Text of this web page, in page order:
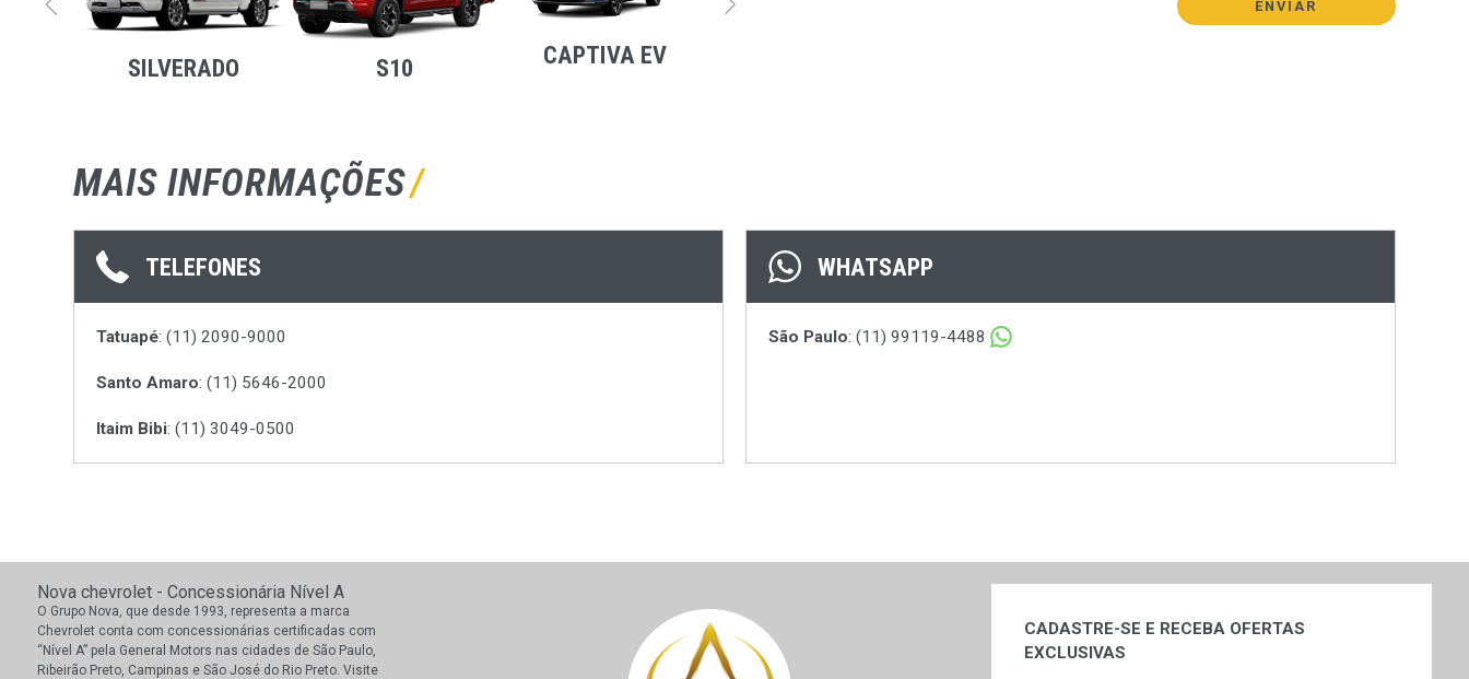
SILVERADO S10 CAPTIVA EV
MAIS INFORMAÇÕES
TELEFONES
Tatuapé: (11) 2090-9000
Santo Amaro: (11) 5646-2000
Itaim Bibi: (11) 3049-0500
WHATSAPP
São Paulo: (11) 99119-4488
CADASTRE-SE E RECEBA OFERTAS
EXCLUSIVAS
Nova chevrolet - Concessionária Nível A
O Grupo Nova, que desde 1993, representa a marca
Chevrolet conta com concessionárias certificadas com
“Nível A” pela General Motors nas cidades de São Paulo,
Ribeirão Preto, Campinas e São José do Rio Preto. Visite